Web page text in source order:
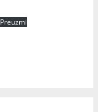
Preuzmi